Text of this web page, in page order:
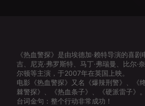
《热血警探》是由埃德加·赖特导演的喜剧
吉、尼克·弗罗斯特、马丁·弗瑞曼、比尔·
尔顿等主演，于2007年在英国上映。
电影《热血警探》又名《爆辣刑警》、《
棘警探》、《热血条子》、《硬派雷子》。
台词金句：整个行动非常成功！